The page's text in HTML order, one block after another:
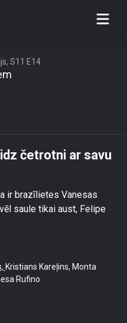
četrotni ar
S11 E14
četrotni ar savu
ir brazīlietes Vanesas
saule tikai aust, Felipe
Kristians Kareļins, Monta
Rufino